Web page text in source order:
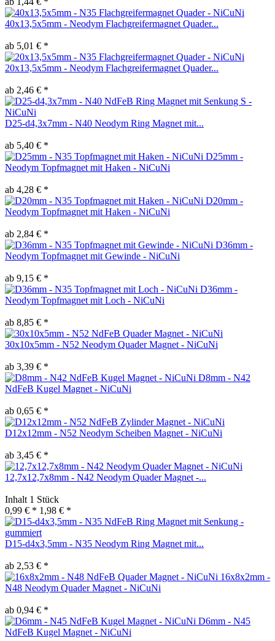
40x13,5x5mm - Neodym Flachgreifermagnet Quader...
ab 5,01 € *
20x13,5x5mm - Neodym Flachgreifermagnet Quader...
ab 2,46 € *
D25-d4,3x7mm - N40 Neodym Ring Magnet mit...
ab 5,40 € *
D25mm -
Neodym Topfmagnet mit Haken - NiCuNi
ab 4,28 € *
D20mm -
Neodym Topfmagnet mit Haken - NiCuNi
ab 2,84 € *
D36mm -
Neodym Topfmagnet mit Gewinde - NiCuNi
ab 9,15 € *
D36mm -
Neodym Topfmagnet mit Loch - NiCuNi
ab 8,85 € *
30x10x5mm - N52 Neodym Quader Magnet - NiCuNi
ab 3,39 € *
D8mm - N42
NdFeB Kugel Magnet - NiCuNi
ab 0,65 € *
D12x12mm - N52 Neodym Scheiben Magnet - NiCuNi
ab 3,45 € *
12,7x12,7x8mm - N42 Neodym Quader Magnet -...
Inhalt 1 Stück
0,99 € * 1,98 € *
D15-d4x3,5mm - N35 Neodym Ring Magnet mit...
ab 2,53 € *
16x8x2mm -
N48 Neodym Quader Magnet - NiCuNi
ab 0,94 € *
D6mm - N45
NdFeB Kugel Magnet - NiCuNi